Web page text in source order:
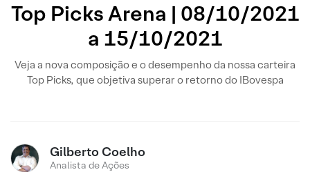
Top Picks Arena | 08/10/2021
a 15/10/2021
Veja a nova composição e o desempenho da nossa carteira
Top Picks, que objetiva superar o retorno do IBovespa
Gilberto Coelho
Analista de Ações